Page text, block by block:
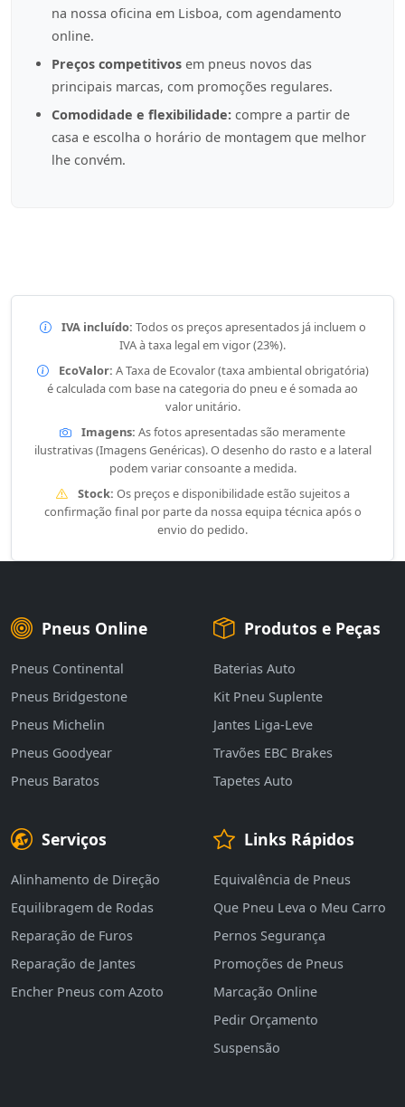
na nossa oficina em Lisboa, com agendamento
online.
Preços competitivos em pneus novos das
principais marcas, com promoções regulares.
Comodidade e flexibilidade: compre a partir de
casa e escolha o horário de montagem que melhor
lhe convém.
IVA incluído: Todos os preços apresentados já incluem o
IVA à taxa legal em vigor (23%).
EcoValor: A Taxa de Ecovalor (taxa ambiental obrigatória)
é calculada com base na categoria do pneu e é somada ao
valor unitário.
Imagens: As fotos apresentadas são meramente
ilustrativas (Imagens Genéricas). O desenho do rasto e a lateral
podem variar consoante a medida.
Stock: Os preços e disponibilidade estão sujeitos a
confirmação final por parte da nossa equipa técnica após o
envio do pedido.
Pneus Online
Pneus Continental
Pneus Bridgestone
Pneus Michelin
Pneus Goodyear
Pneus Baratos
Produtos e Peças
Baterias Auto
Kit Pneu Suplente
Jantes Liga-Leve
Travões EBC Brakes
Tapetes Auto
Serviços
Alinhamento de Direção
Equilibragem de Rodas
Reparação de Furos
Reparação de Jantes
Encher Pneus com Azoto
Links Rápidos
Equivalência de Pneus
Que Pneu Leva o Meu Carro
Pernos Segurança
Promoções de Pneus
Marcação Online
Pedir Orçamento
Suspensão